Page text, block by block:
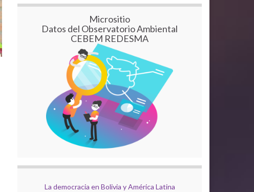
Micrositio
Datos del Observatorio Ambiental
CEBEM REDESMA
La democracia en Bolivia y América Latina